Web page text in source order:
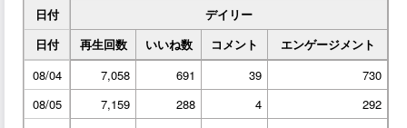
日付
デイリー
日付
再生回数 いいね数 コメント
エンゲージメント
08/04
7,058 691 39
730
08/05
7,159 288 4
292